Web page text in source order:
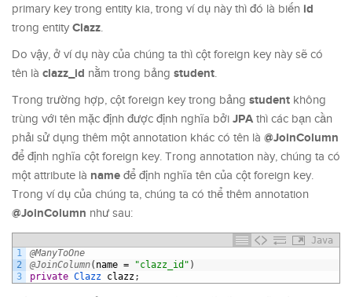
primary key trong entity kia, trong ví dụ này thì đó là biến id
trong entity Clazz.
Do vậy, ở ví dụ này của chúng ta thì cột foreign key này sẽ có
tên là clazz_id nằm trong bảng student.
Trong trường hợp, cột foreign key trong bảng student không
trùng với tên mặc định được định nghĩa bởi JPA thì các bạn cần
phải sử dụng thêm một annotation khác có tên là @JoinColumn
để định nghĩa cột foreign key. Trong annotation này, chúng ta có
một attribute là name để định nghĩa tên của cột foreign key.
Trong ví dụ của chúng ta, chúng ta có thể thêm annotation
@JoinColumn như sau:
Java
1
2
3
@ManyToOne
@JoinColumn( name = "clazz_id" )
private Clazz clazz;